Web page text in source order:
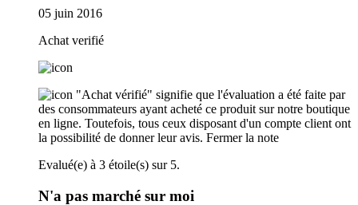
05 juin 2016
Achat verifié
"Achat vérifié" signifie que l'évaluation a été faite par
des consommateurs ayant acheté ce produit sur notre boutique
en ligne. Toutefois, tous ceux disposant d'un compte client ont
la possibilité de donner leur avis. Fermer la note
Evalué(e) à 3 étoile(s) sur 5.
N'a pas marché sur moi